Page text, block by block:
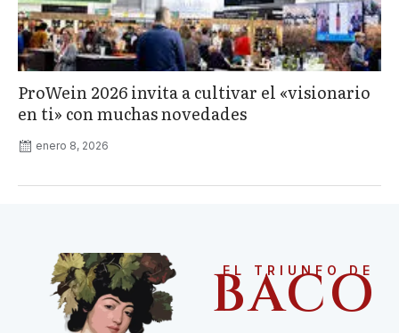
ProWein 2026 invita a cultivar el «visionario
en ti» con muchas novedades
enero 8, 2026
EL TRIUNFO DE
BACO